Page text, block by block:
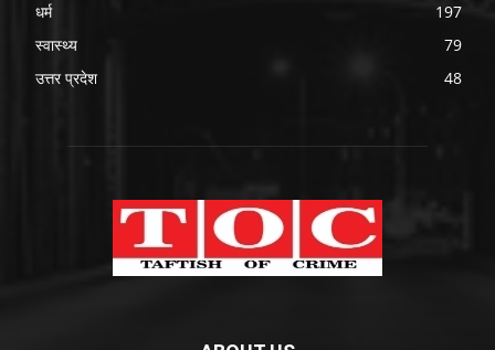
धर्म
197
स्वास्थ्य
79
उत्तर प्रदेश
48